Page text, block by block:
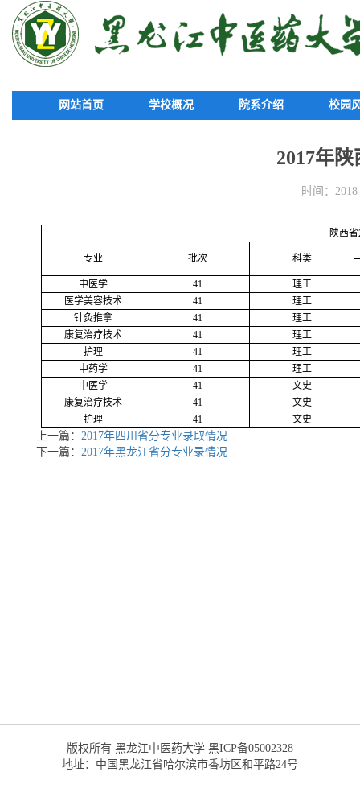
网站首页 学校概况 院系介绍 校园
2017年
时间：
陕西省
专业 批次 科类
中医学 41
理工
医学美容技术
41
理工
针灸推拿
41
理工
康复治疗技术
41
理工
护理
41
理工
中药学
41
理工
中医学
41
文史
康复治疗技术
41
文史
护理
41 文史
上一篇： 2017年四川省分专业录取情况
下一篇： 2017年黑龙江省分专业录情况
版权所有 黑龙江中医药大学 黑ICP备05002328
地址：中国黑龙江省哈尔滨市香坊区和平路24号